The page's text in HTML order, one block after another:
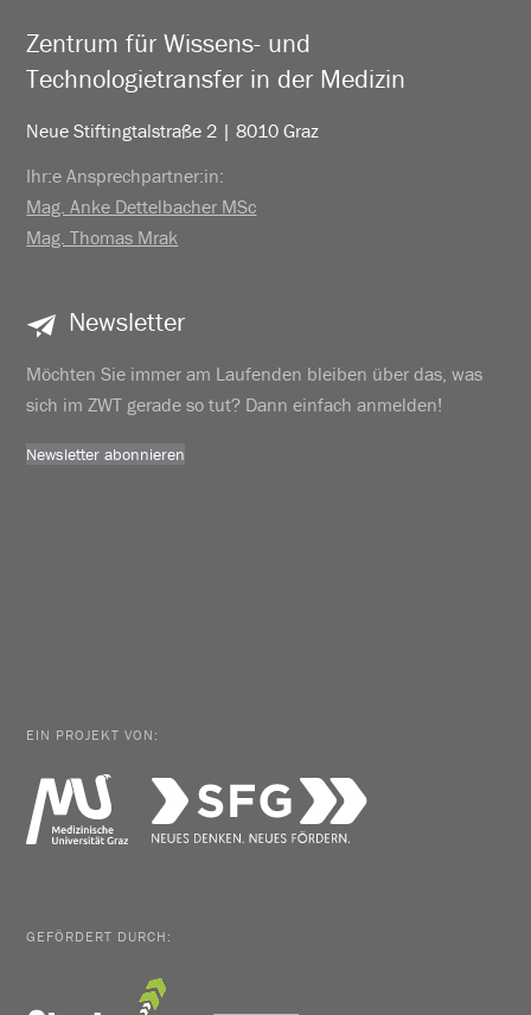
Zentrum für Wissens- und
Technologietransfer in der Medizin
Neue Stiftingtalstraße 2 | 8010 Graz
Ihr:e Ansprechpartner:in:
Mag. Anke Dettelbacher MSc
Mag. Thomas Mrak
Newsletter
Möchten Sie immer am Laufenden bleiben über das, was
sich im ZWT gerade so tut? Dann einfach anmelden!
Newsletter abonnieren
EIN PROJEKT VON:
GEFÖRDERT DURCH: